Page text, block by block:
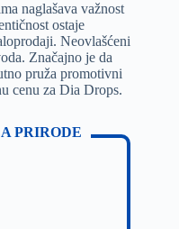
naglašava važnost
ostaje
Neovlašćeni
Značajno je da
pruža promotivni
cenu za Dia Drops.
PRIRODE